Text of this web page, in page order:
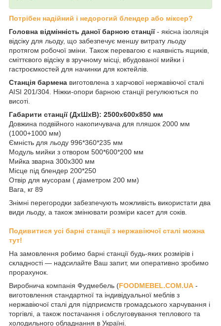
Потрібен надійний і недорогий блендер або міксер?
Головна відмінність даної барною станції- якісна ізоляція
відсіку для льоду, що забезпечує меншу витрату льоду
протягом робочої зміни. Також перевагою є наявність ящиків,
сміттєвого відсіку в зручному місці, вбудованої мийки і
гастроємкостей для начинки для коктейлів.
Станція бармена виготовлена з харчової нержавіючої сталі
AISI 201/304. Ніжки-опори барною станції регулюються по
висоті.
Габарити станції (ДхШхВ): 2500х600х850 мм
Довжина подвійного накопичувача для пляшок 2000 мм
(1000+1000 мм)
Ємність для льоду 996*360*235 мм
Модуль мийки з отвором 500*600*200 мм
Мийка зварна 300х300 мм
Місце під блендер 200*250
Отвір для мусорам ( діаметром 200 мм)
Вага, кг 89
Знімні перегородки забезпечують можливість використати два
види льоду, а також змінювати розміри касет для соків.
Подивитися усі барні станції з нержавіючої сталі можна
тут!
На замовлення робимо барні станції будь-яких розмірів і
складності ― надсилайте Ваш запит, ми оперативно зробимо
прорахунок.
Виробнича компанія Фудмебель (FOODMEBEL.СOM.UA -
виготовлення стандартної та індивідуальної меблів з
нержавіючої сталі для підприємств громадського харчування і
торгівлі, а також постачання і обслуговування теплового та
холодильного обладнання в Україні.